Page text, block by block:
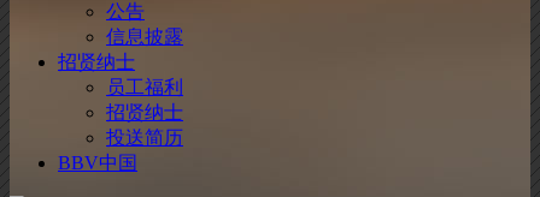
公告
信息披露
招贤纳士
员工福利
招贤纳士
投送简历
BBV中国